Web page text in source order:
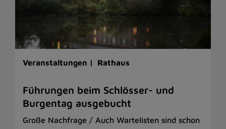
Veranstaltungen | Rathaus
Führungen beim Schlösser- und
Burgentag ausgebucht
Große Nachfrage / Auch Wartelisten sind schon